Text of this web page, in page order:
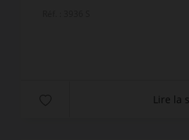
Lire la